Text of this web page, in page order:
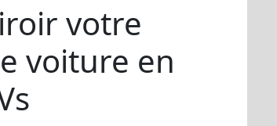
votre
voiture en